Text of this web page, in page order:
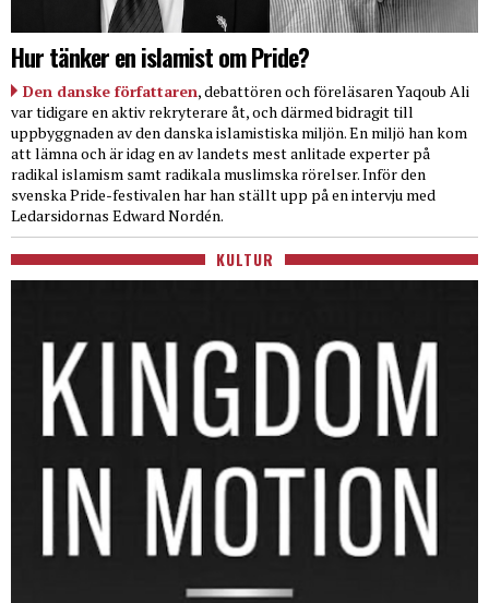
Hur tänker en islamist om Pride?
Den danske författaren, debattören och föreläsaren Yaqoub Ali
var tidigare en aktiv rekryterare åt, och därmed bidragit till
uppbyggnaden av den danska islamistiska miljön. En miljö han kom
att lämna och är idag en av landets mest anlitade experter på
radikal islamism samt radikala muslimska rörelser. Inför den
svenska Pride-festivalen har han ställt upp på en intervju med
Ledarsidornas Edward Nordén.
KULTUR